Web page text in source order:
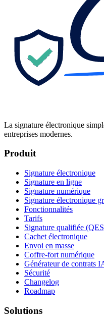
La signature électronique
entreprises modernes.
Produit
Signature électronique
Signature en ligne
Signature numérique
Signature électronique
Fonctionnalités
Tarifs
Signature qualifiée
Cachet électronique
Envoi en masse
Coffre-fort numérique
Générateur de contrats
Sécurité
Changelog
Roadmap
Solutions